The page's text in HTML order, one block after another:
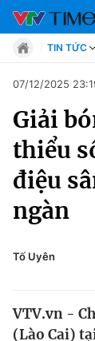
Chuyên mục
Tin tức
Move
Phong cách
TIN TỨC
Move
Phong
Chân
Sự kiện
Bóng
Các
Bên lề
07/12/2025
Giải
thiểu
điệu
ngàn
Tố Uyên
VTV.vn -
(Lào Cai)